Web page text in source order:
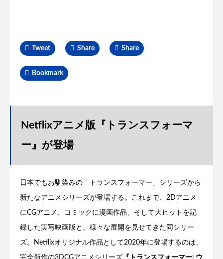
Tweet Share Share
Bookmark
Netflixアニメ版『トランスフォーマ
ー』が登場
日本でもお馴染みの「トランスフォーマー」シリーズから
新たなアニメシリーズが登場する。これまで、2Dアニメ
にCGアニメ、コミックに漫画作品、そして大ヒットを記
録した実写映画版と、様々な展開を見せてきた同シリー
ズ。Netflixオリジナル作品として2020年に登場するのは、
完全新作の3DCGアニメシリーズ 『トランスフォーマー: ウ